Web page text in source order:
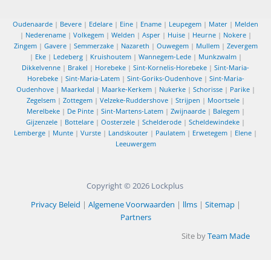
Oudenaarde | Bevere | Edelare | Eine | Ename | Leupegem | Mater | Melden
| Nederename| Volkegem| Welden | Asper| Huise| Heurne| Nokere|
Zingem| Gavere| Semmerzake| Nazareth | Ouwegem| Mullem| Zevergem
| Eke| Ledeberg| Kruishoutem| Wannegem-Lede| Munkzwalm|
Dikkelvenne | Brakel | Horebeke | Sint-Kornelis-Horebeke | Sint-Maria-
Horebeke| Sint-Maria-Latem| Sint-Goriks-Oudenhove| Sint-Maria-
Oudenhove| Maarkedal | Maarke-Kerkem| Nukerke| Schorisse| Parike|
Zegelsem| Zottegem| Velzeke-Ruddershove| Strijpen | Moortsele|
Merelbeke| De Pinte| Sint-Martens-Latem| Zwijnaarde| Balegem|
Gijzenzele | Bottelare | Oosterzele | Schelderode | Scheldewindeke |
Lemberge | Munte | Vurste | Landskouter | Paulatem | Erwetegem | Elene |
Leeuwergem
Copyright © 2026 Lockplus
Privacy Beleid | Algemene Voorwaarden | llms| Sitemap|
Partners
Site byTeam Made